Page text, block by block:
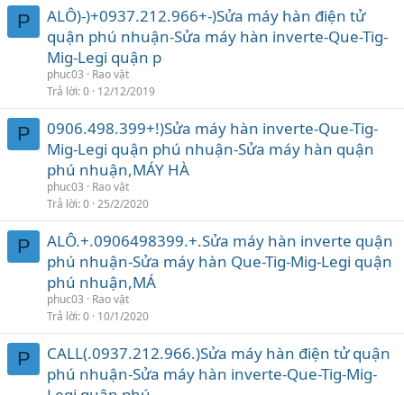
P
ALÔ)-)+0937.212.966+-)Sửa máy hàn điện tử
quận phú nhuận-Sửa máy hàn inverte-Que-Tig-
Mig-Legi quận p
phuc03
Rao vặt
Trả lời 0 12/12/2019
P
0906.498.399+!)Sửa máy hàn inverte-Que-Tig-
Mig-Legi quận phú nhuận-Sửa máy hàn quận
phú nhuận,MÁY HÀ
phuc03
Rao vặt
Trả lời 0 25/2/2020
P
ALÔ.+.0906498399.+.Sửa máy hàn inverte quận
phú nhuận-Sửa máy hàn Que-Tig-Mig-Legi quận
phú nhuận,MÁ
phuc03
Rao vặt
Trả lời 0 10/1/2020
P
CALL(.0937.212.966.)Sửa máy hàn điện tử quận
phú nhuận-Sửa máy hàn inverte-Que-Tig-Mig-